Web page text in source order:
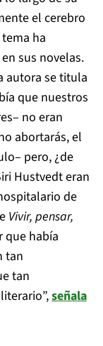
el cerebro
ha
sus novelas.
autora se titula
que nuestros
no eran
abortarás, el
pero, ¿de
Hustvedt eran
de
Vivir, pensar,
que había
tan
tan
señala